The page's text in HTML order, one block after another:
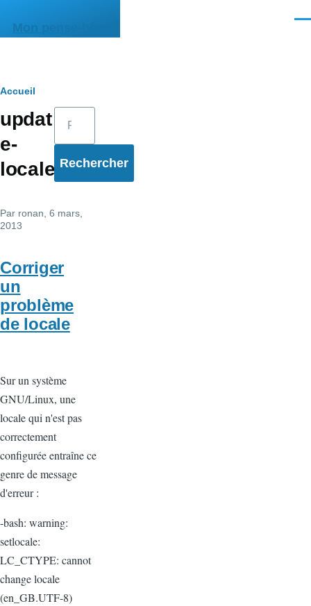
Mon pense-bête
Fil
d'Ariane
Accueil
updat
e-
locale
Par ronan , 6 mars,
2013
Corriger
un
problème
de locale
Sur un système
GNU/Linux, une
locale qui n'est pas
correctement
configurée entraîne ce
genre de message
d'erreur :
-bash: warning:
setlocale:
LC_CTYPE: cannot
change locale
(en_GB.UTF-8)